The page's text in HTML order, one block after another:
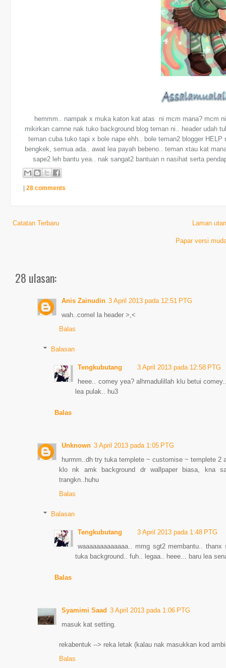
hemmm.. nampak x muka katon kat atas ni mcm mana? mcm
mikirkan camne nak tuko background blog teman ni.. header udah
teman cuba tuko tapi x bole nape ehh.. bole teman2 blogger
bengkek, semua ada.. awat lea payah bebeno.. teman xtau kat
sape2 leh bantu yea.. nak sangat2 bantuan n nasihat serta
| 28 comments
Catatan Terbaru Laman
Papar versi
28 ulasan:
Anis Zainudin 3 April 2013 pada 12:51 PTG
wah..comel la header >,<
Balas
Balasan
Tengkubutang
3 April 2013 pada 12:58 PTG
heee.. comey yea? alhmadulillah klu betui
lea pulak.. hu3
Balas
Unknown 3 April 2013 pada 1:05 PTG
hurmm..dh try tuka templete ~ customise ~ templete 2
klo nk amk background dr wallpaper biasa, kna
trangkn..huhu
Balas
Balasan
Tengkubutang
3 April 2013 pada 1:48 PTG
waaaaaaaaaaaaa.. mmg sgt2 membantu..
tuka background.. fuh.. legaa.. heee... baru lea
Balas
Syamimi Saad 3 April 2013 pada 1:06 PTG
masuk kat setting.
rekabentuk --> reka letak (kalau nak masukkan kod
Balas